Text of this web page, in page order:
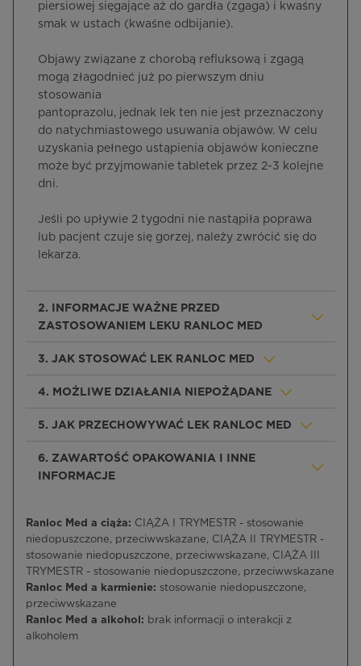
piersiowej sięgające aż do gardła (zgaga) i kwaśny
smak w ustach (kwaśne odbijanie).
Objawy związane z chorobą refluksową i zgagą
mogą złagodnieć już po pierwszym dniu
stosowania
pantoprazolu, jednak lek ten nie jest przeznaczony
do natychmiastowego usuwania objawów. W celu
uzyskania pełnego ustąpienia objawów konieczne
może być przyjmowanie tabletek przez 2-3 kolejne
dni.
Jeśli po upływie 2 tygodni nie nastąpiła poprawa
lub pacjent czuje się gorzej, należy zwrócić się do
lekarza.
2. INFORMACJE WAŻNE PRZED
ZASTOSOWANIEM LEKU RANLOC MED
3. JAK STOSOWAĆ LEK RANLOC MED
4. MOŻLIWE DZIAŁANIA NIEPOŻĄDANE
5. JAK PRZECHOWYWAĆ LEK RANLOC MED
6. ZAWARTOŚĆ OPAKOWANIA I INNE
INFORMACJE
Ranloc Med a ciąża: CIĄŻA I TRYMESTR - stosowanie
niedopuszczone, przeciwwskazane, CIĄŻA II TRYMESTR -
stosowanie niedopuszczone, przeciwwskazane, CIĄŻA III
TRYMESTR - stosowanie niedopuszczone, przeciwwskazane
Ranloc Med a karmienie: stosowanie niedopuszczone,
przeciwwskazane
Ranloc Med a alkohol: brak informacji o interakcji z
alkoholem